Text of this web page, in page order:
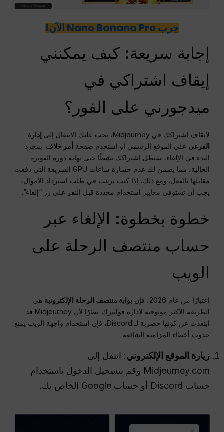
جرب Nano Banana Pro الآن!
إجابة سريعة: كيف يمكنني
إيقاف اشتراكي في
ميدجورني على الفور؟
لإيقاف اشتراكك في Midjourney، يجب عليك الانتقال إلى
إدارة
الفرعي على الموقع الرسمي أو استخدم صفحة أمر خلاف. بمجرد
البدء في الإلغاء، سيظل اشتراكك نشطًا حتى نهاية دورة الفوترة
الحالية، مما يضمن لك عدم خسارة ساعات GPU السريعة التي دفعت
مقابلها بالفعل. ومع ذلك، إذا كنت ترغب في طلب استرداد الأموال،
يجب أن تستوفي معايير استخدام محددة قبل النقر على زر “إلغاء”.
خطوة بخطوة: الإلغاء عبر
حساب منتصف الرحلة على
الويب
اعتبارًا من عام 2026، فإن بوابة منتصف الرحلة الإلكترونية هي
الطريقة الأكثر موثوقية لإدارة فواتيرك. نظرًا لأن Midjourney قد
ابتعدت عن كونها حصرية لـ Discord، فإن استخدام واجهة الويب يمنع
حدوث أخطاء المزامنة الشائعة.
زيارة الموقع الإلكتروني: انتقل إلى
Midjourney.com وقم بتسجيل الدخول باستخدام
حساب Discord أو حساب Google الخاص بك.